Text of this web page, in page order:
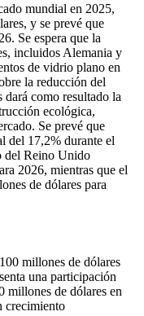
mundial en 2025,
y se prevé que
Se espera que la
incluidos Alemania y
de vidrio plano en
la reducción del
dará como resultado la
ecológica,
Se prevé que
del 17,2% durante el
del Reino Unido
2026, mientras que el
de dólares para
millones de dólares
una participación
millones de dólares en
crecimiento